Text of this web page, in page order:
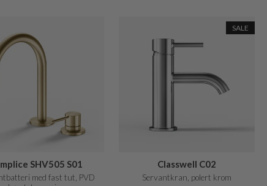
SHV505 S01
med fast tut, PVD
SALE
Classwell C02
Servantkran, polert krom